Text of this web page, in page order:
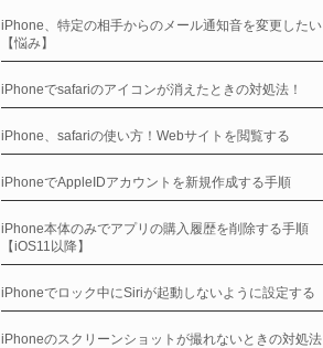
iPhone、特定の相手からのメール通知音を変更したい
【悩み】
iPhoneでsafariのアイコンが消えたときの対処法！
iPhone、safariの使い方！Webサイトを閲覧する
iPhoneでAppleIDアカウントを新規作成する手順
iPhone本体のみでアプリの購入履歴を削除する手順
【iOS11以降】
iPhoneでロック中にSiriが起動しないように設定する
iPhoneのスクリーンショットが撮れないときの対処法